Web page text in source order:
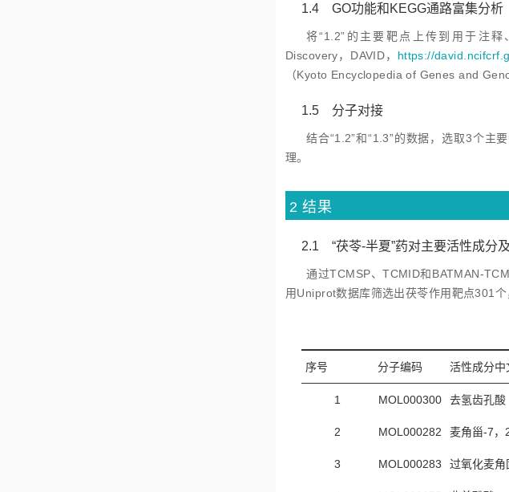
1.4 GO功能和KEGG通路富集分析
将“1.2”的主要靶点上传到用于注
Discovery，DAVID， https://
（Kyoto Encyclopedia of Genes and
1.5 分子对接
结合“1.2”和“1.3”的数据，选取3个主
理。
2 结果
2.1 “茯苓-半夏”药对主要活性成分
通过TCMSP、TCMID和BATMAN-
用Uniprot数据库筛选出茯苓作用靶点301
序号 分子编码 活性成分中
1 MOL000300 去氢齿孔酸
2 MOL000282 麦角甾-7，
3 MOL000283 过氧化麦角